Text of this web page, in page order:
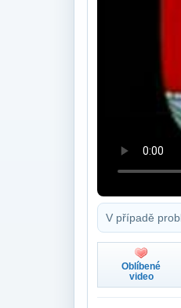
V případě
Oblíbené
video